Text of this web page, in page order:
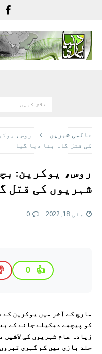
عالمی خبريں
روس،
کی قتل گاہ بنا دیا گیا
روس، یوکرین:
شہریوں کی قتل
مئی 18, 2022 0
👍
0
مارچ کے آخر میں یوکرین
کو پیچھے دھکیلے جانے کے
زیادہ عام شہریوں کی لاشیں
جلد بازی میں کم گہری